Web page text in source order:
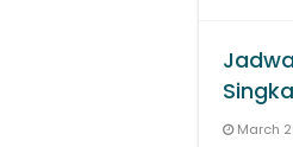
March